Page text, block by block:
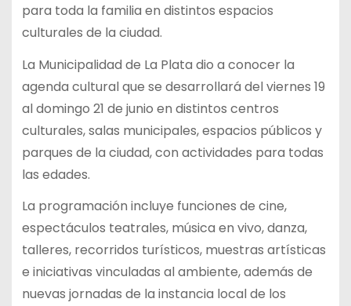
para toda la familia en distintos espacios
culturales de la ciudad.
La Municipalidad de La Plata dio a conocer la
agenda cultural que se desarrollará del viernes 19
al domingo 21 de junio en distintos centros
culturales, salas municipales, espacios públicos y
parques de la ciudad, con actividades para todas
las edades.
La programación incluye funciones de cine,
espectáculos teatrales, música en vivo, danza,
talleres, recorridos turísticos, muestras artísticas
e iniciativas vinculadas al ambiente, además de
nuevas jornadas de la instancia local de los